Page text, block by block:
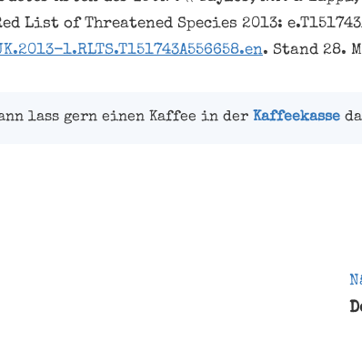
List of Threatened Species 2013:
1.RLTS.T151743A556658.en. Stand 28.
lass gern einen Kaffee in der Kaffeekasse